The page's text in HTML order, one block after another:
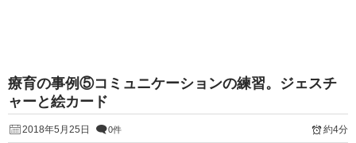
療育の事例⑤コミュニケーションの練習。ジェスチ
ャーと絵カード
2018年5月25日 0件 約4分